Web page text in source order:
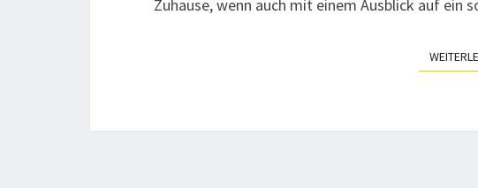
Zuhause, wenn auch mit einem Ausblick auf ein